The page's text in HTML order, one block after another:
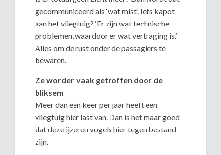
gecommuniceerd als ‘wat mist’. Iets kapot
aan het vliegtuig? ‘Er zijn wat technische
problemen, waardoor er wat vertraging is.’
Alles om de rust onder de passagiers te
bewaren.
Ze worden vaak getroffen door de
bliksem
Meer dan één keer per jaar heeft een
vliegtuig hier last van. Dan is het maar goed
dat deze ijzeren vogels hier tegen bestand
zijn.